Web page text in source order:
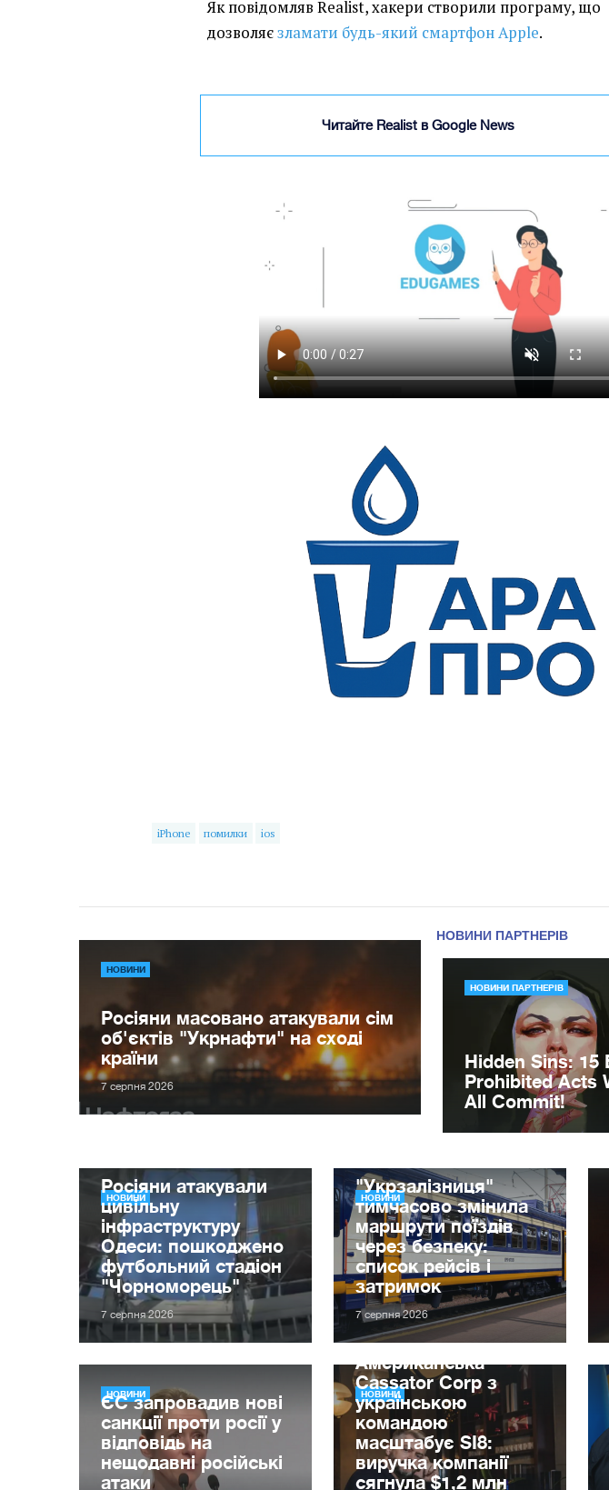
Як повідомляв Realist,хакери створили програму, що
дозволяєзламати будь-який смартфон Apple.
Читайте Realist в Google News
iPhone помилки ios
НОВИНИ
Росіяни масовано атакували сім
об'єктів "Укрнафти" на сході
країни
7 серпня 2026
НОВИНИ
Росіяни атакували
цивільну
інфраструктуру
Одеси: пошкоджено
футбольний стадіон
"Чорноморець"
7 серпня 2026
НОВИНИ
"Укрзалізниця"
тимчасово змінила
маршрути поїздів
через безпеку:
список рейсів і
затримок
7 серпня 2026
НОВИНИ
ЄС запровадив нові
санкції проти росії у
відповідь на
нещодавні російські
атаки
НОВИНИ
Американська
Cassator Corp з
українською
командою
масштабує SI8:
виручка компанії
сягнула $1,2 млн